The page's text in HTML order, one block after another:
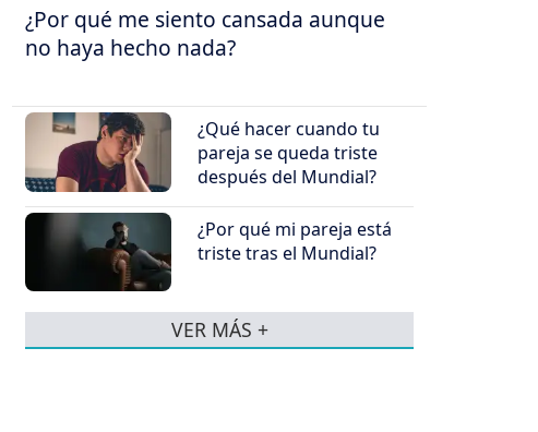
¿Por qué me siento cansada aunque
no haya hecho nada?
¿Qué hacer cuando tu
pareja se queda triste
después del Mundial?
¿Por qué mi pareja está
triste tras el Mundial?
VER MÁS +